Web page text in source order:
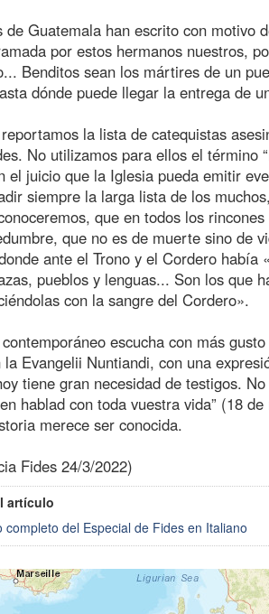
de Guatemala han escrito con motivo
por estos hermanos nuestros,
Benditos sean los mártires de un
dónde puede llegar la entrega de
la lista de catequistas
No utilizamos para ellos el término
el juicio que la Iglesia pueda emitir
siempre la larga lista de los
que en todos los
que no es de muerte sino de
ante el Trono y el Cordero
pueblos y lenguas... Son los que
con la sangre del Cordero».
escucha con más
la Evangelii Nuntiandi, con una
tiene gran necesidad de testigos.
hablad con toda vuestra vida” (18
merece ser conocida.
Fides 24/3/2022)
artículo
completo del Especial de Fides en Italiano